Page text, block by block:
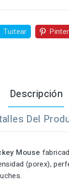
Tuitear
Descripción
Del
Mouse
(porex),